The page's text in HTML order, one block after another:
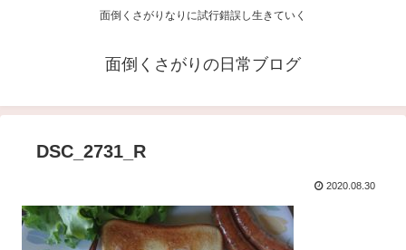
面倒くさがりなりに試行錯誤し生きていく
面倒くさがりの日常ブログ
DSC_2731_R
2020.08.30